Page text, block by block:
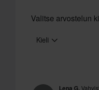
Valitse arvostelun
Kieli
Lena G.